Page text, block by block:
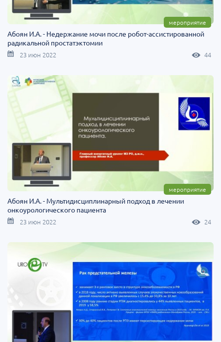
мероприятие
Абоян И.А. - Недержание мочи после робот-ассистированной
радикальной простатэктомии
23 июн 2022 44
мероприятие
Абоян И.А. - Мультидисциплинарный подход в лечении
онкоурологического пациента
23 июн 2022 24